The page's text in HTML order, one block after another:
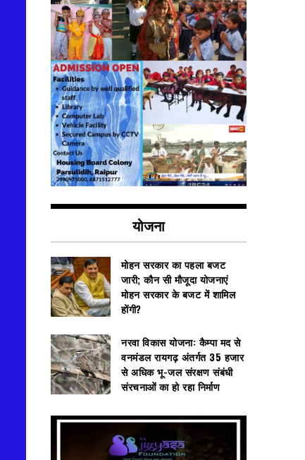
योजना
मोहन सरकार का पहला बजट
जारी; कौन सी मौजूदा योजनाएं
मोहन सरकार के बजट में शामिल
होंगी?
नरवा विकास योजना: कैम्पा मद से
वनमंडल रायगढ़ अंतर्गत 35 हजार
से अधिक भू-जल संरक्षण संबंधी
संरचनाओं का हो रहा निर्माण